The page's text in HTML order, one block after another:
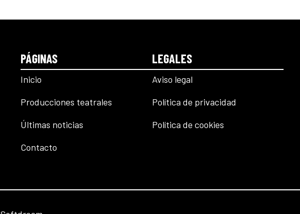
PÁGINAS
Inicio
Producciones teatrales
Últimas noticias
Contacto
LEGALES
Aviso legal
Política de privacidad
Política de cookies